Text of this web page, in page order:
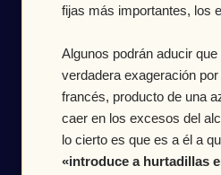
fijas más importantes, los
Algunos podrán aducir
verdadera exageración
francés, producto de una
caer en los excesos del
lo cierto es que es a él a
«introduce a hurtadillas